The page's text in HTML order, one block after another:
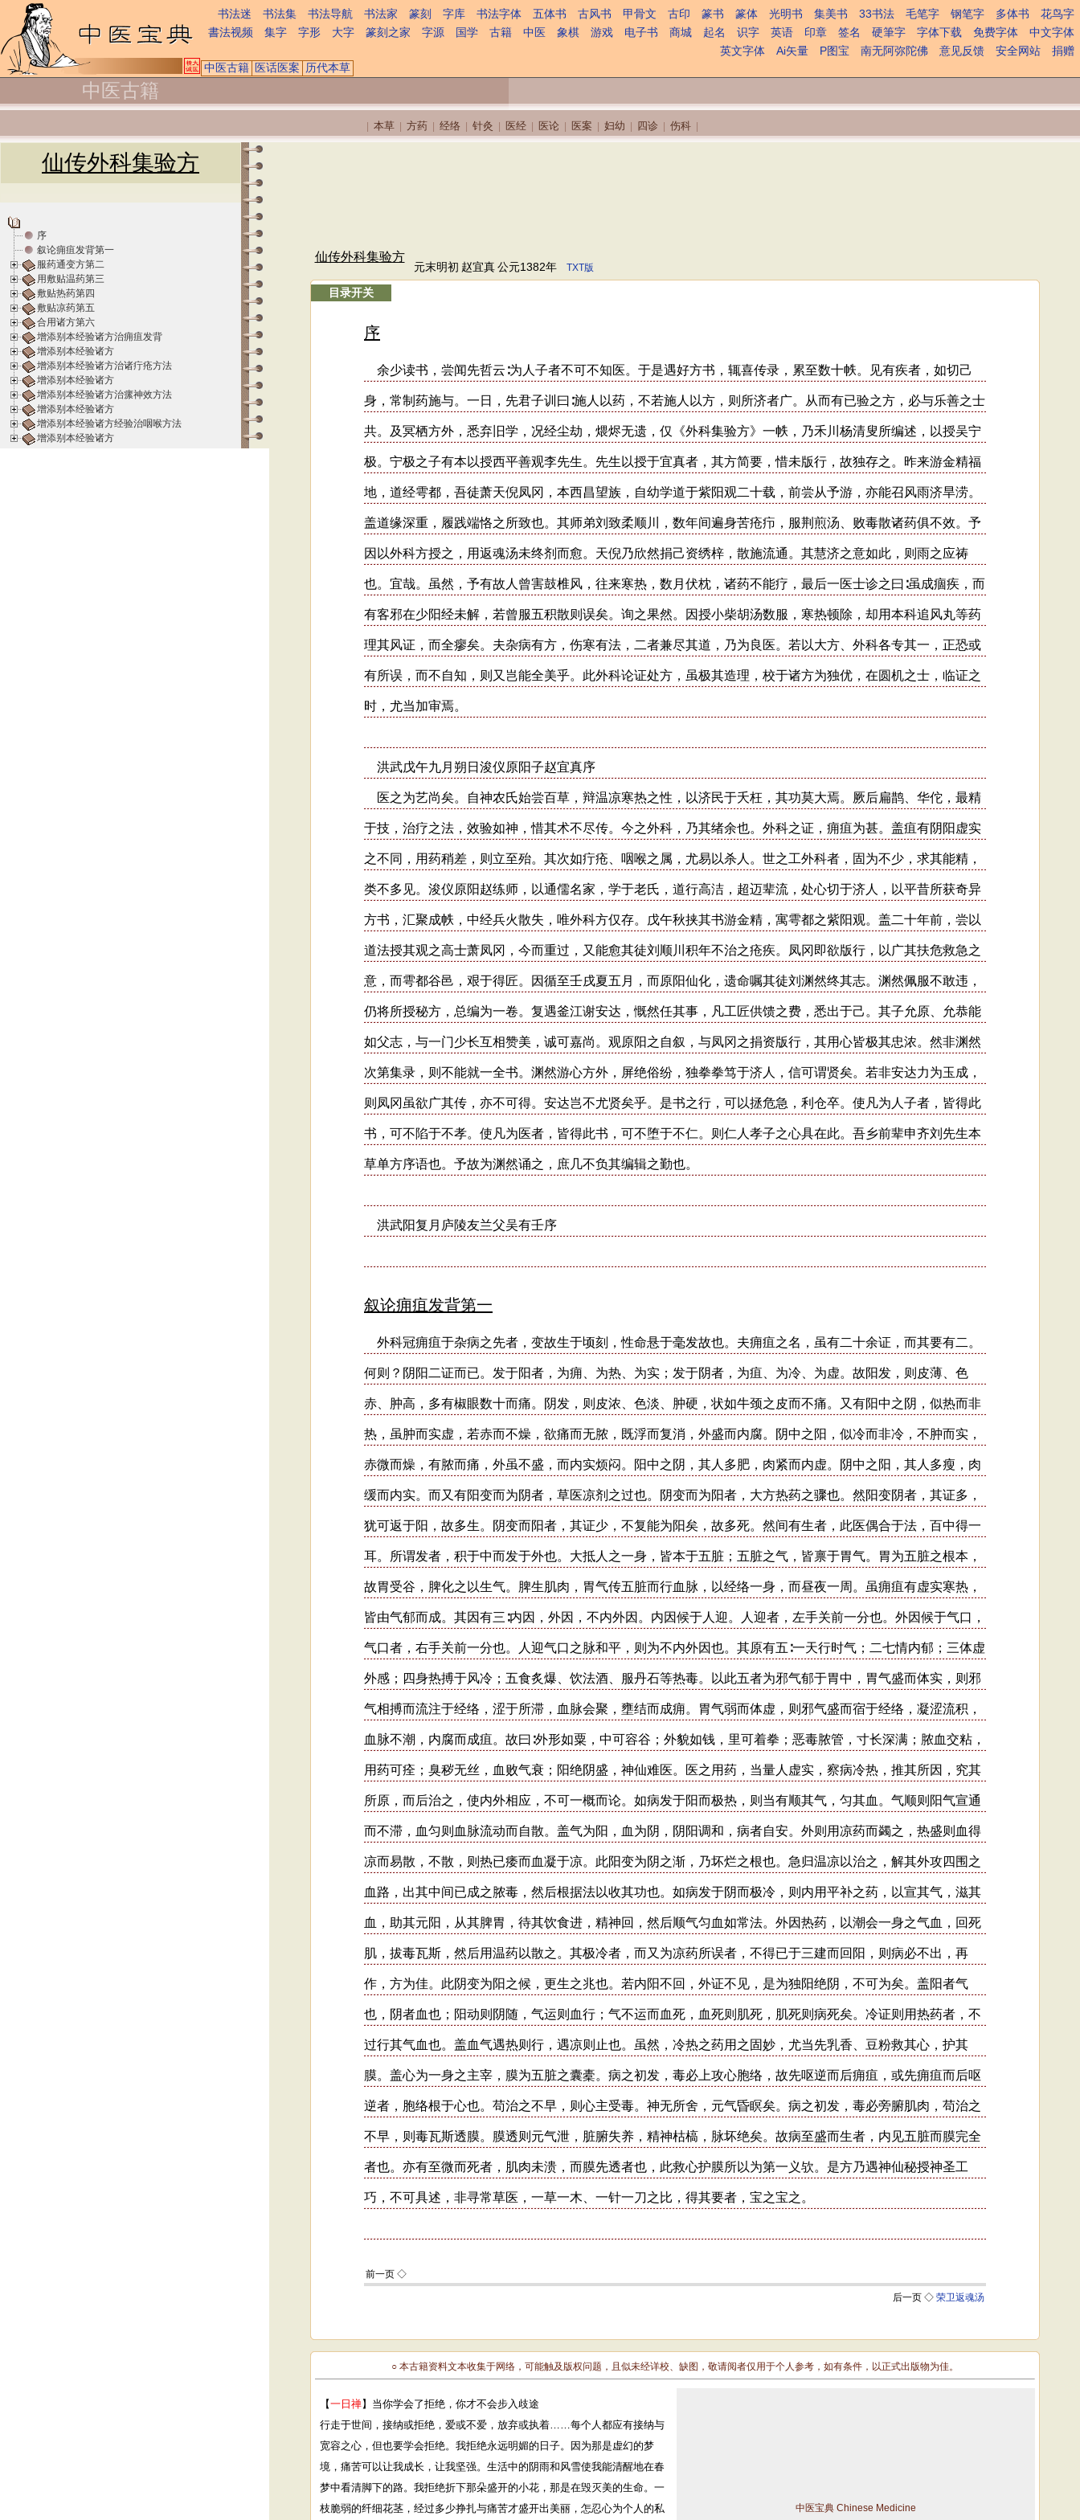
书法迷 书法集 书法导航 书法家 篆刻 字库 书法字体 五体书 古风书 甲骨文 古印 篆书 篆体 光明书 集美书 33书法 毛笔字 钢笔字 多体书
花鸟字
書法视频
集字 字形 大字 篆刻之家 字源 国学 古籍 中医 象棋 游戏 电子书 商城 起名 识字 英语 印章 签名 硬筆字 字体下载 免费字体
中文字体
英文字体
Ai矢量 P图宝 南无阿弥陀佛 意见反馈 安全网站
捐赠
中医古籍 医话医案 历代本草
中医古籍
本草 方药 经络 针灸 医经 医论 医案 妇幼 四诊 伤科
仙传外科集验方
序
叙论痈疽发背第一
服药通变方第二
用敷贴温药第三
敷贴热药第四
敷贴凉药第五
合用诸方第六
增添别本经验诸方治痈疽发背
增添别本经验诸方
增添别本经验诸方治诸疔疮方法
增添别本经验诸方
增添别本经验诸方治瘰神效方法
增添别本经验诸方
增添别本经验诸方经验治咽喉方法
增添别本经验诸方
仙传外科集验方
元末明初 赵宜真 公元1382年 TXT版
目录开关
○ 本古籍资料文本收集于网络，可能触及版权问题，且似未经详校、缺图，敬请阅者仅用于个人参考，如有条件，以正式出版物为佳。
【一日禅】当你学会了拒绝，你才不会步入歧途
行走于世间，接纳或拒绝，爱或不爱，放弃或执着……每个人都应有接纳与
宽容之心，但也要学会拒绝。我拒绝永远明媚的日子。因为那是虚幻的梦
境，痛苦可以让我成长，让我坚强。生活中的阴雨和风雪使我能清醒地在春
梦中看清脚下的路。我拒绝折下那朵盛开的小花，那是在毁灭美的生命。一
枝脆弱的纤细花茎，经过多少挣扎与痛苦才盛开出美丽，怎忍心为个人的私
中医宝典 Chinese Medicine